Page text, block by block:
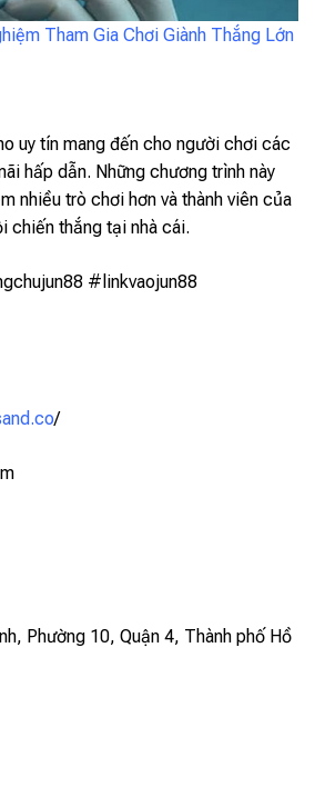
Tham Gia Chơi Giành Thắng Lớn
uy tín mang đến cho người chơi các
hấp dẫn. Những chương trình này
nhiều trò chơi hơn và thành viên của
chiến thắng tại nhà cái.
#linkvaojun88
/
Phường 10, Quận 4, Thành phố Hồ